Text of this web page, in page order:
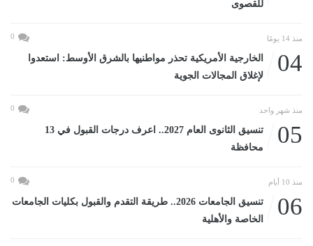
للقصوى
منذ 14 يومًا 0
04
الخارجية الأمريكية تحذر مواطنيها بالشرق الأوسط: استعدوا
لإغلاق المجالات الجوية
منذ شهر واحد 0
05
تنسيق الثانوى العام 2027.. اعرف درجات القبول في 13
محافظة
منذ 10 أيام 0
06
تنسيق الجامعات 2026.. طريقة التقدم والقبول بكليات الجامعات
الخاصة والأهلية